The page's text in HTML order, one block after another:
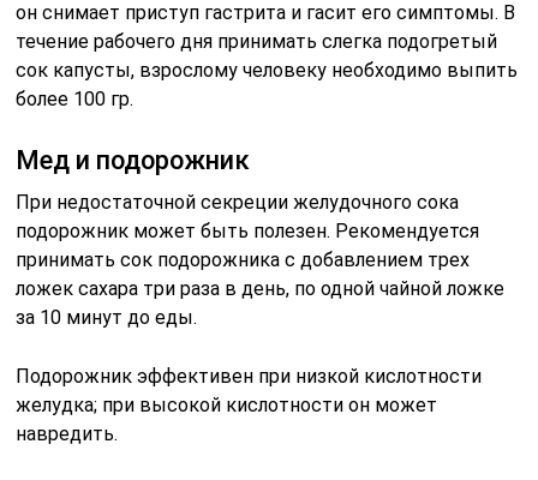
он снимает приступ гастрита и гасит его симптомы. В
течение рабочего дня принимать слегка подогретый
сок капусты, взрослому человеку необходимо выпить
более 100 гр.
Мед и подорожник
При недостаточной секреции желудочного сока
подорожник может быть полезен. Рекомендуется
принимать сок подорожника с добавлением трех
ложек сахара три раза в день, по одной чайной ложке
за 10 минут до еды.
Подорожник эффективен при низкой кислотности
желудка; при высокой кислотности он может
навредить.